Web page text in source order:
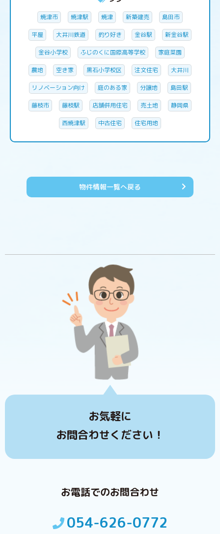
焼津市 焼津駅 焼津 新築建売 島田市
平屋 大井川鉄道 釣り好き 金谷駅 新金谷駅
金谷小学校 ふじのくに国際高等学校 家庭菜園
農地 空き家 黒石小学校区 注文住宅 大井川
リノベーション向け 庭のある家 分譲地 島田駅
藤枝市 藤枝駅 店舗併用住宅 売土地 静岡県
西焼津駅 中古住宅 住宅用地
物件情報一覧へ戻る
お気軽に
お問合わせください！
お電話でのお問合わせ
054-626-0772